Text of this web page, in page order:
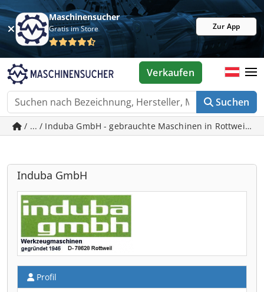
Maschinensucher
Gratis im Store Zur App
Suchen
Verkaufen
/ ... / Induba GmbH - gebrauchte Maschinen in Rottweil
Induba GmbH
Profil